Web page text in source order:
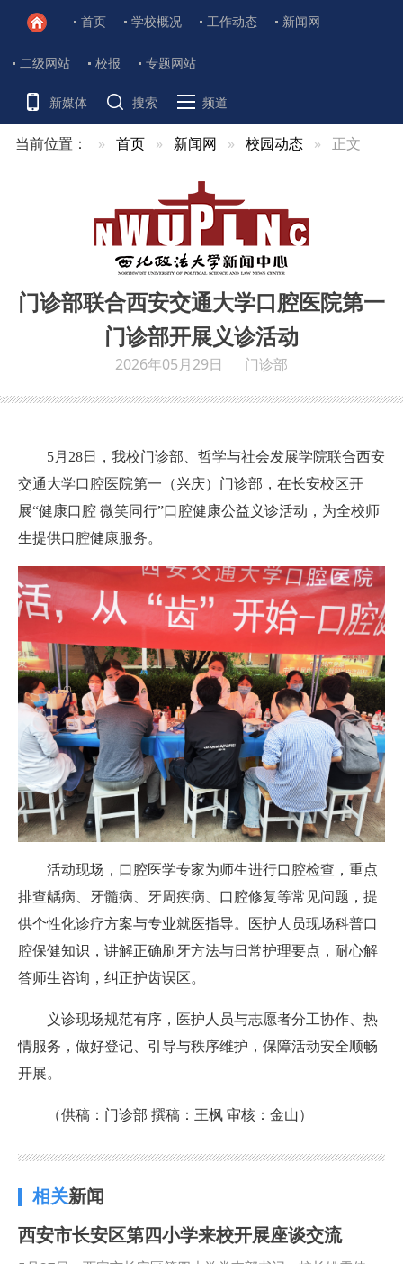
首页 学校概况 工作动态 新闻网
二级网站 校报 专题网站
新媒体 搜索 频道
当前位置： 首页 新闻网 校园动态 正文
门诊部联合西安交通大学口腔医院第一
门诊部开展义诊活动
2026年05月29日 门诊部
5月28日，我校门诊部、哲学与社会发展学院联合西安
交通大学口腔医院第一（兴庆）门诊部，在长安校区开
展“健康口腔 微笑同行”口腔健康公益义诊活动，为全校师
生提供口腔健康服务。
活动现场，口腔医学专家为师生进行口腔检查，重点
排查龋病、牙髓病、牙周疾病、口腔修复等常见问题，提
供个性化诊疗方案与专业就医指导。医护人员现场科普口
腔保健知识，讲解正确刷牙方法与日常护理要点，耐心解
答师生咨询，纠正护齿误区。
义诊现场规范有序，医护人员与志愿者分工协作、热
情服务，做好登记、引导与秩序维护，保障活动安全顺畅
开展。
（供稿：门诊部 撰稿：王枫 审核：金山）
相关新闻
西安市长安区第四小学来校开展座谈交流